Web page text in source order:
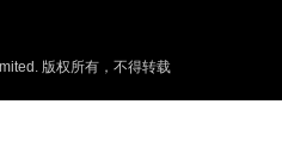
版权所有，不得转载